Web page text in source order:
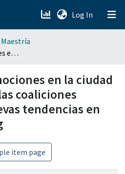
Log In (current)
Maestría
Percepción y emociones en la ciudad de Puebla ante las coaliciones electorales. Nuevas tendencias en neuromarketing
en la ciudad
coaliciones
tendencias en
item page